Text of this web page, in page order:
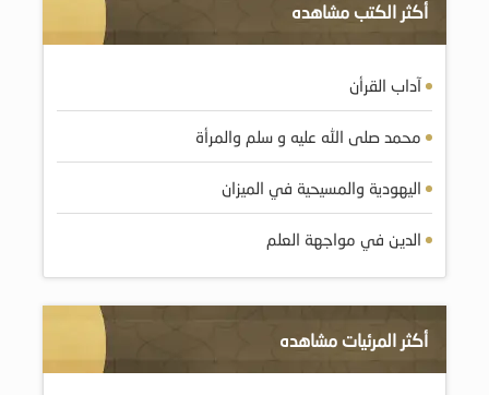
أكثر الكتب مشاهده
آداب القرأن
محمد صلى الله عليه و سلم والمرأة
اليهودية والمسيحية في الميزان
الدين في مواجهة العلم
أكثر المرئيات مشاهده